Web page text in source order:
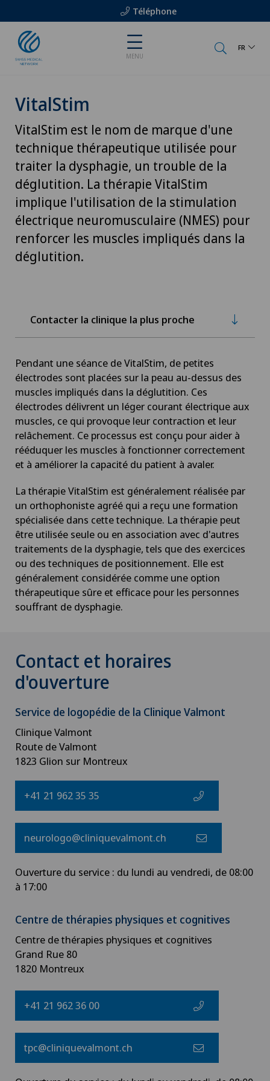
Téléphone
MENU
FR
VitalStim
VitalStim est le nom de marque d'une
technique thérapeutique utilisée pour
traiter la dysphagie, un trouble de la
déglutition. La thérapie VitalStim
implique l'utilisation de la stimulation
électrique neuromusculaire (NMES) pour
renforcer les muscles impliqués dans la
déglutition.
Contacter la clinique la plus proche
Pendant une séance de VitalStim, de petites
électrodes sont placées sur la peau au-dessus des
muscles impliqués dans la déglutition. Ces
électrodes délivrent un léger courant électrique aux
muscles, ce qui provoque leur contraction et leur
relâchement. Ce processus est conçu pour aider à
rééduquer les muscles à fonctionner correctement
et à améliorer la capacité du patient à avaler.
La thérapie VitalStim est généralement réalisée par
un orthophoniste agréé qui a reçu une formation
spécialisée dans cette technique. La thérapie peut
être utilisée seule ou en association avec d'autres
traitements de la dysphagie, tels que des exercices
ou des techniques de positionnement. Elle est
généralement considérée comme une option
thérapeutique sûre et efficace pour les personnes
souffrant de dysphagie.
Contact et horaires
d'ouverture
Service de logopédie de la Clinique Valmont
Clinique Valmont
Route de Valmont
1823 Glion sur Montreux
+41 21 962 35 35
neurologo@cliniquevalmont.ch
Ouverture du service : du lundi au vendredi, de 08:00
à 17:00
Centre de thérapies physiques et cognitives
Centre de thérapies physiques et cognitives
Grand Rue 80
1820 Montreux
+41 21 962 36 00
tpc@cliniquevalmont.ch